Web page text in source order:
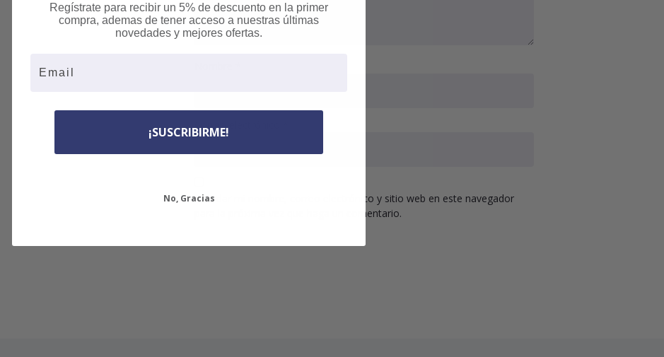
Correo electrónico
Guardar mi nombre, correo electrónico y sitio web en este navegador
para la próxima vez que haga un comentario.
Regístrate para recibir un 5% de descuento en la primer
compra, ademas de tener acceso a nuestras últimas
novedades y mejores ofertas.
¡SUSCRIBIRME!
No, Gracias